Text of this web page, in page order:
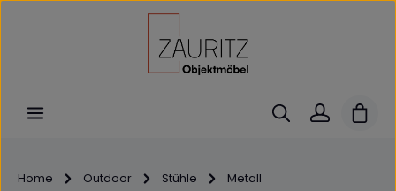
Zum Hauptinhalt springen
Home Outdoor Stühle Metall